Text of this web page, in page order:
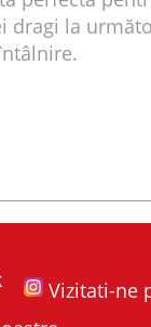
dragi la
Vizitati-ne